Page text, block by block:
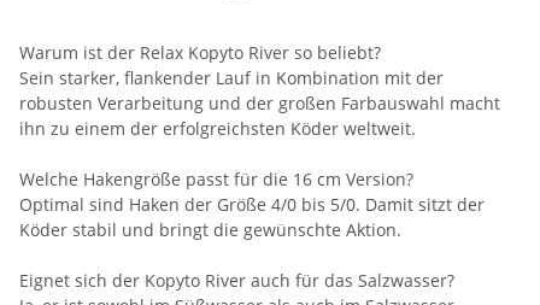
Warum ist der Relax Kopyto River so beliebt?
Sein starker, flankender Lauf in Kombination mit der
robusten Verarbeitung und der großen Farbauswahl macht
ihn zu einem der erfolgreichsten Köder weltweit.
Welche Hakengröße passt für die 16 cm Version?
Optimal sind Haken der Größe 4/0 bis 5/0. Damit sitzt der
Köder stabil und bringt die gewünschte Aktion.
Eignet sich der Kopyto River auch für das Salzwasser?